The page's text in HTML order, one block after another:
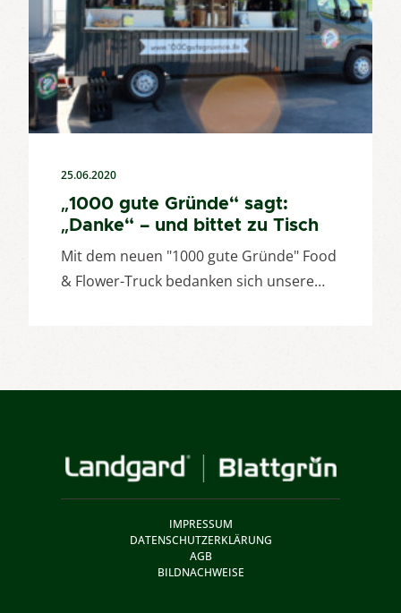
25.06.2020
„1000 gute Gründe“ sagt:
„Danke“ – und bittet zu Tisch
Mit dem neuen "1000 gute Gründe" Food
& Flower-Truck bedanken sich unsere…
IMPRESSUM
DATENSCHUTZERKLÄRUNG
AGB
BILDNACHWEISE